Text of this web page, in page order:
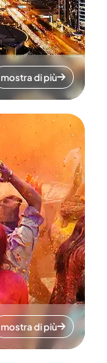
mostra di più
mostra di più